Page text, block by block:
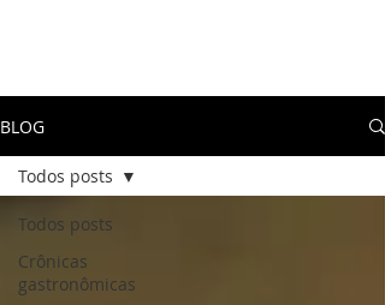
BLOG
Todos posts
Crônicas
gastronômicas
Todos posts